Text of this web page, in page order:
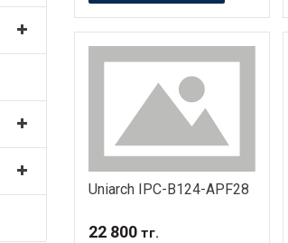
Uniarch IPC-B124-APF28
22 800тг.